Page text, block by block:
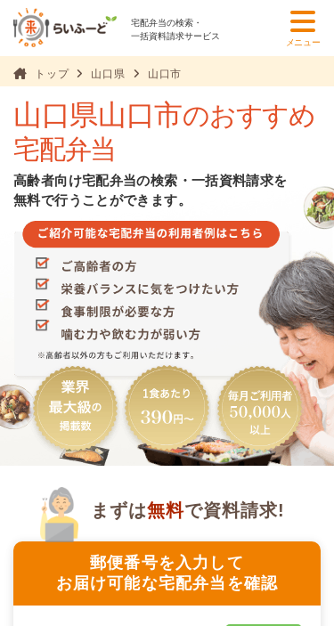
宅配弁当の検索・
一括資料請求サービス
メニュー
トップ 山口県 山口市
山口県山口市のおすすめ
宅配弁当
高齢者向け宅配弁当の検索・一括資料請求を
無料で行うことができます。
郵便番号を入力して
お届け可能な宅配弁当を確認
まずは無料で資料請求!